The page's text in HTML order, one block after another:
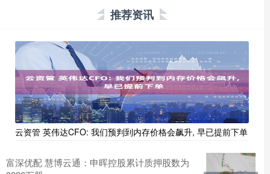
推荐资讯
云资管 英伟达CFO: 我们预判到内存价格会飙升, 早已提前下单
富深优配 慧博云通：申晖控股累计质押股数为